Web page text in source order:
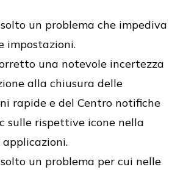
un problema che impediva
impostazioni.
una notevole incertezza
alla chiusura delle
rapide e del Centro notifiche
sulle rispettive icone nella
un problema per cui nelle